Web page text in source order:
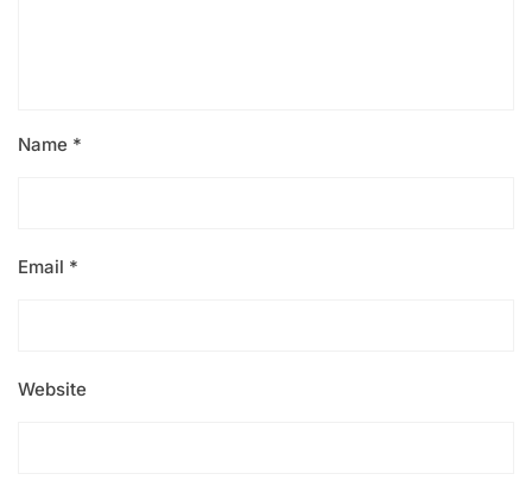
Name *
Email *
Website